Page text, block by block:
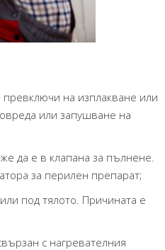
на изплакване или
или запушване на
да е в клапана за пълнене.
за перилен препарат;
под тялото. Причината е
с нагревателния